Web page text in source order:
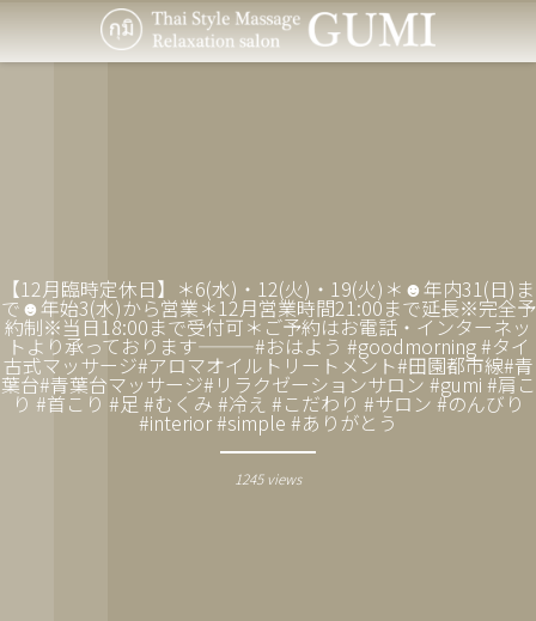
【12月臨時定休日】＊6(水)・12(火)・19(火)＊☻年内31(日)ま
で☻年始3(水)から営業＊12月営業時間21:00まで延長︎※完全予
約制※当日18:00まで受付可＊ご予約はお電話・インターネッ
トより承っております———#おはよう #goodmorning #タイ
古式マッサージ#アロマオイルトリートメント#田園都市線#青
葉台#青葉台マッサージ#リラクゼーションサロン #gumi #肩こ
り #首こり #足 #むくみ #冷え #こだわり #サロン #のんびり
#interior #simple #ありがとう
1245 views